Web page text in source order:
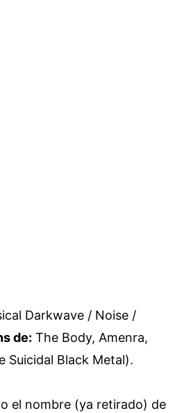
Darkwave / Noise /
de: The Body, Amenra,
Suicidal Black Metal).
el nombre (ya retirado) de